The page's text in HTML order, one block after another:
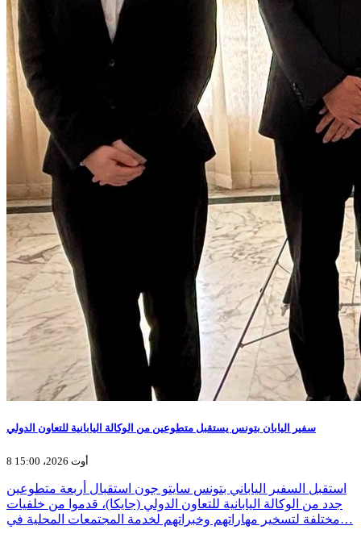
سفير اليابان بتونس يستقبل متطوعين من الوكالة اليابانية للتعاون الدولي
8 أوت 2026، 15:00
استقبل السفير الياباني بتونس سايتو جون استقبال أربعة متطوعين
جدد من الوكالة اليابانية للتعاون الدولي (جايكا)، قدموا من خلفيات
مختلفة لتسخير مهاراتهم وخبراتهم لخدمة المجتمعات المحلية في…